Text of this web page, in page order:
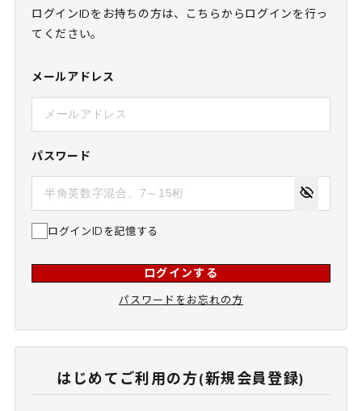
ログインIDをお持ちの方は、こちらからログインを行っ
てください。
メールアドレス
パスワード
ログインIDを記憶する
ログインする
パスワードをお忘れの方
はじめてご利用の方(新規会員登録)